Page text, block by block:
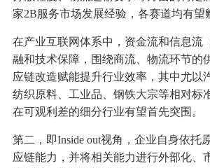
家2B服务市场发展经验，各赛道均有望
在产业互联网体系中，资金流和信息流
融和技术保障，围绕商流、物流环节的
应链改造赋能提升行业效率，其中尤以
纺织原料、工业品、钢铁大宗等相对标
在可观利差的细分行业有望首先突围。
第二，即Inside out视角，企业自身依托
应链能力，并将相关能力进行外部化、